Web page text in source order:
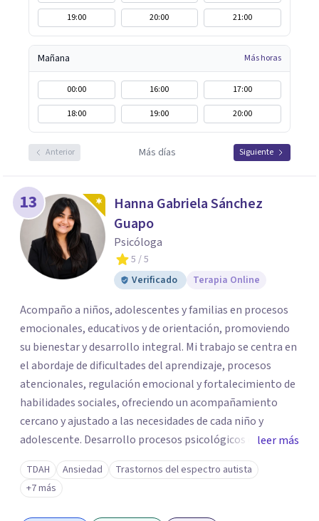
19:00
20:00 21:00
Mañana Más horas
00:00 16:00
17:00
18:00
19:00 20:00
Anterior Más días Siguiente
13
Hanna Gabriela Sánchez
Guapo
Psicóloga
5 / 5
Verificado
Terapia Online
Acompaño a niños, adolescentes y familias en procesos
emocionales, educativos y de orientación, promoviendo
su bienestar y desarrollo integral. Mi trabajo se centra en
el abordaje de dificultades del aprendizaje, procesos
atencionales, regulación emocional y fortalecimiento de
habilidades sociales, ofreciendo un acompañamiento
cercano y ajustado a las necesidades de cada niño y
adolescente. Desarrollo procesos psicológicos que
incluyen evaluación, orientación, intervención y
seguimiento, así como acompañamiento familiar,
brindando espacios de escucha, contención y apoyo que
permiten a padres y cuidadores comprender mejor las
leer más
TDAH Ansiedad
Trastornos del espectro autista
+7 más